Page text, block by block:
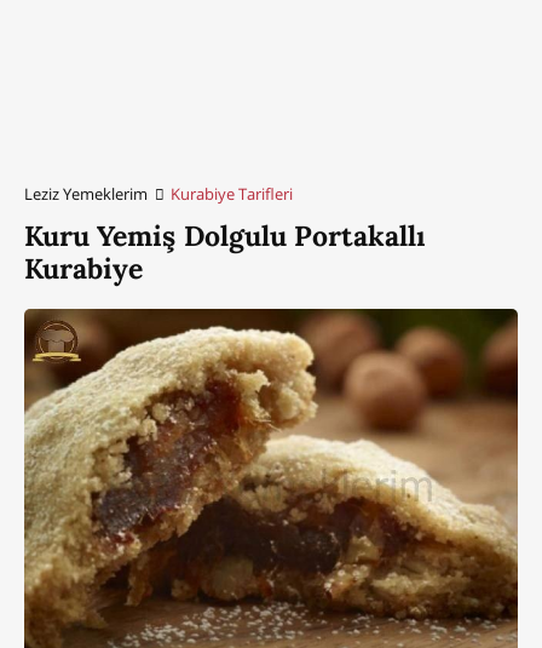
Leziz Yemeklerim Kurabiye Tarifleri
Kuru Yemiş Dolgulu Portakallı
Kurabiye